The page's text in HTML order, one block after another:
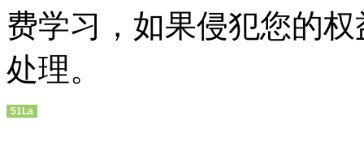
费学习，如果侵犯您的
处理。
51La